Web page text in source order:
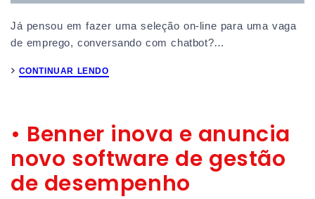
Já pensou em fazer uma seleção on-line para uma vaga
de emprego, conversando com chatbot?…
CONTINUAR LENDO
• Benner inova e anuncia
novo software de gestão
de desempenho